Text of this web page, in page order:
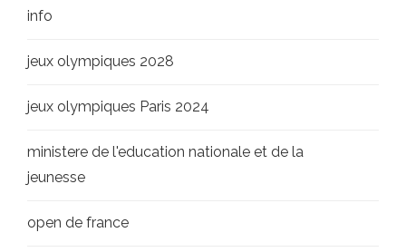
info
jeux olympiques 2028
jeux olympiques Paris 2024
ministere de l'education nationale et de la
jeunesse
open de france